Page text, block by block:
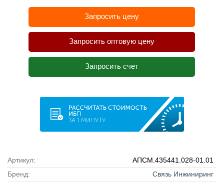
Запросить цену
Запросить оптовую цену
Запросить счет
Артикул:
АПСМ.435441.028-01.01
Бренд:
Связь Инжиниринг